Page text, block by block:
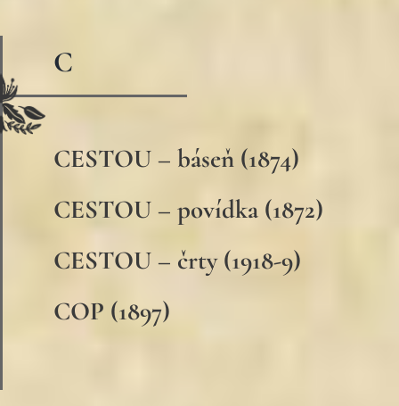
C
CESTOU – báseň (1874)
CESTOU – povídka (1872)
CESTOU – črty (1918-9)
COP (1897)